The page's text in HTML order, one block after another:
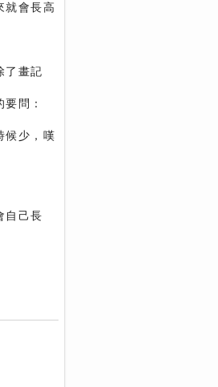
就會長高
了畫記
問：
候少，嘆
自己長